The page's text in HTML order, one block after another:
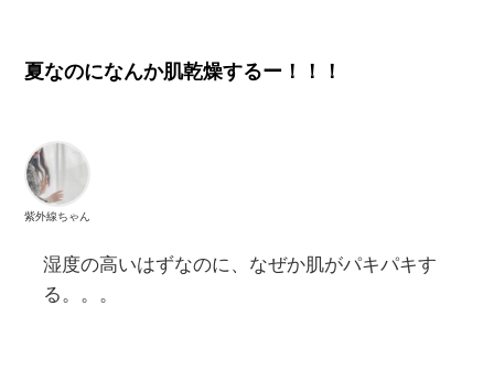
夏なのになんか肌乾燥するー！！！
紫外線ちゃん
湿度の高いはずなのに、なぜか肌がパキパキす
る。。。